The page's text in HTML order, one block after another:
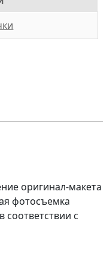
оригинал-макета
фотосъемка
с